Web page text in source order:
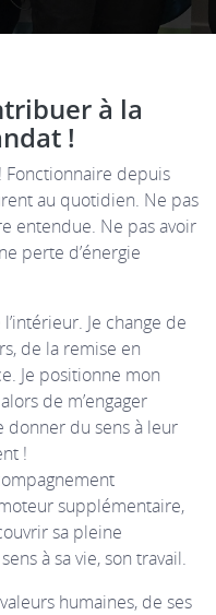
à la
!
Fonctionnaire depuis
au quotidien. Ne pas
entendue. Ne pas avoir
perte d’énergie
Je change de
de la remise en
Je positionne mon
de m’engager
du sens à leur
!
supplémentaire,
sa pleine
à sa vie, son travail.
humaines, de ses